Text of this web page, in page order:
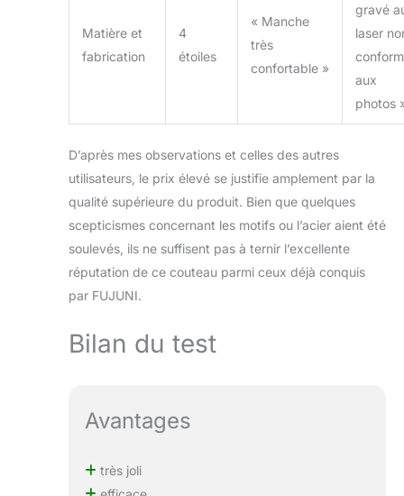
vos tâches
quotidiennes de
cuisine, conçu pour
dés les fruits, les
viande. Il est très
facile pour vous
d'écraser des
aliments comme
la tomate, etc Boîte
de Cadeau Exquise:
Matière et
fabrication
4
étoiles
« Manche
très
confortable »
gravé
laser
aux
photos
D’après mes observations et celles des autres
utilisateurs, le prix élevé se justifie amplement par la
qualité supérieure du produit. Bien que quelques
scepticismes concernant les motifs ou l’acier aient été
soulevés, ils ne suffisent pas à ternir l’excellente
réputation de ce couteau parmi ceux déjà conquis
par FUJUNI.
Bilan du test
Avantages
très joli